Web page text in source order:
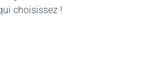
choisissez !